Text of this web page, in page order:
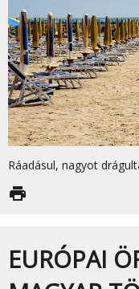
Ráadásul, nagyot
print
EURÓPAI